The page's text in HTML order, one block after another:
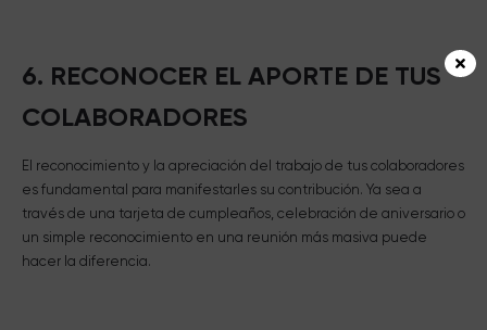
6. RECONOCER EL APORTE DE TUS
COLABORADORES
El reconocimiento y la apreciación del trabajo de tus colaboradores
es fundamental para manifestarles su contribución. Ya sea a
través de una tarjeta de cumpleaños, celebración de aniversario o
un simple reconocimiento en una reunión más masiva puede
hacer la diferencia.